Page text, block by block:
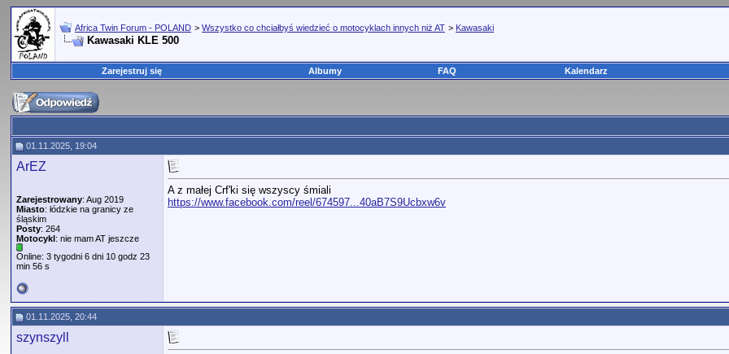
Africa Twin Forum - POLAND > Wszystko co chciałbyś wiedzieć o motocyklach innych niż AT > Kawasaki
Kawasaki KLE 500
Zarejestruj się Albumy FAQ Kalendarz
01.11.2025, 19:04
ArEZ
Zarejestrowany: Aug 2019
Miasto: łódzkie na granicy ze
śląskim
Posty: 264
Motocykl: nie mam AT jeszcze
Online: 3 tygodni 6 dni 10 godz 23
min 56 s
A z małej Crf'ki się wszyscy śmiali
https://www.facebook.com/reel/674597...40aB7S9Ucbxw6v
01.11.2025, 20:44
szynszyll